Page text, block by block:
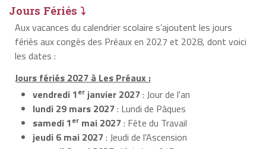
Jours Fériés ⤵
Aux vacances du calendrier scolaire s’ajoutent les jours
fériés aux congés des Préaux en 2027 et 2028, dont voici
les dates :
Jours fériés 2027 à Les Préaux :
vendredi 1er janvier 2027: Jour de l'an
lundi 29 mars 2027: Lundi de Pâques
samedi 1er mai 2027: Fête du Travail
jeudi 6 mai 2027: Jeudi de l'Ascension